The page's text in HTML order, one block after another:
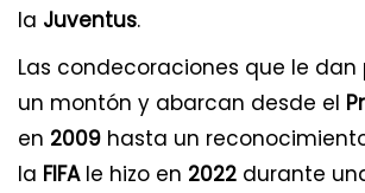
la Juventus.
Las condecoraciones que le dan
un montón y abarcan desde el
en 2009 hasta un
la FIFAle hizo en 2022 durante